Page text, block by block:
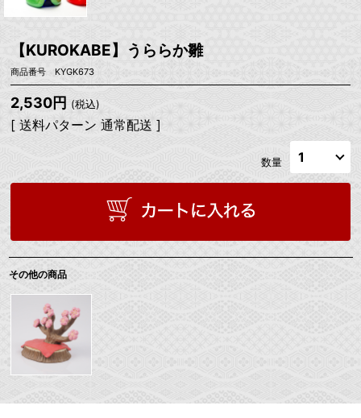
【KUROKABE】うららか雛
商品番号 KYGK673
2,530円 (税込)
[ 送料パターン 通常配送 ]
数量
その他の商品